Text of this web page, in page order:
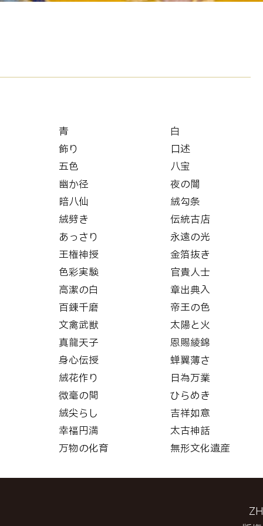
青
白
飾り
口述
五色
八宝
幽か径
夜の闇
暗八仙
絨勾条
絨劈き
伝統古店
あっさり
永遠の光
王権神授
金箔抜き
色彩実験
官貴人士
高潔の白
章出典入
百錬千磨
帝王の色
文禽武獣
太陽と火
真龍天子
恩賜綾錦
身心伝授
蝉翼薄さ
絨花作り
日為万業
微毫の間
ひらめき
絨尖らし
吉祥如意
幸福円満
太古神話
万物の化育
無形文化遺産